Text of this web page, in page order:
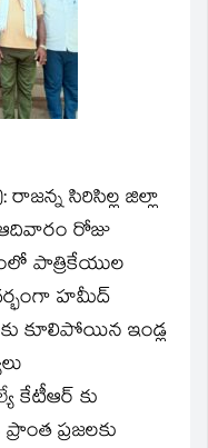
రాజన్న సిరిసిల్ల జిల్లా
రోజు
పాత్రికేయుల
హమీద్
కూలిపోయిన ఇండ్ల
కేటీఆర్ కు
ప్రజలకు